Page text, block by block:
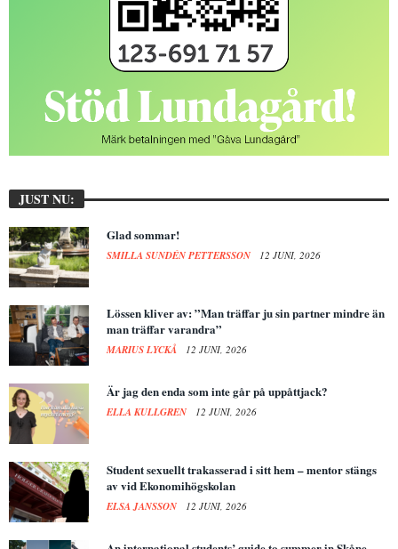
JUST NU:
Glad sommar!
SMILLA SUNDÉN PETTERSSON 12 JUNI, 2026
Lössen kliver av: ”Man träffar ju sin partner mindre än
man träffar varandra”
MARIUS LYCKÅ 12 JUNI, 2026
Är jag den enda som inte går på uppåttjack?
ELLA KULLGREN 12 JUNI, 2026
Student sexuellt trakasserad i sitt hem – mentor stängs
av vid Ekonomihögskolan
ELSA JANSSON 12 JUNI, 2026